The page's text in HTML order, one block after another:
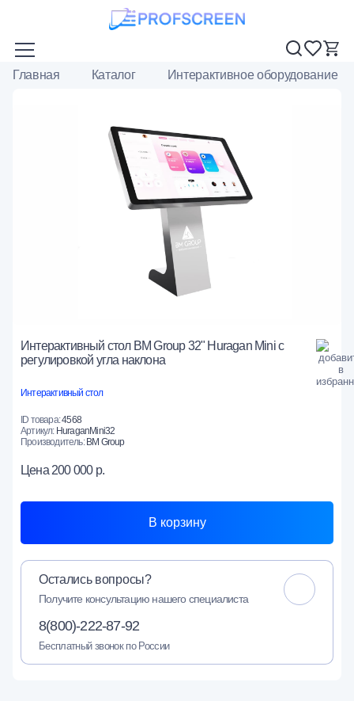
Главная Каталог Интерактивное оборудование
Интерактивный стол BM Group 32" Huragan Mini с
регулировкой угла наклона
Интерактивный стол
ID товара:4568
Артикул: HuraganMini32
Производитель:BM Group
Цена 200 000 р.
В корзину
Остались вопросы?
Получите консультацию нашего специалиста
8(800)-222-87-92
Бесплатный звонок по России